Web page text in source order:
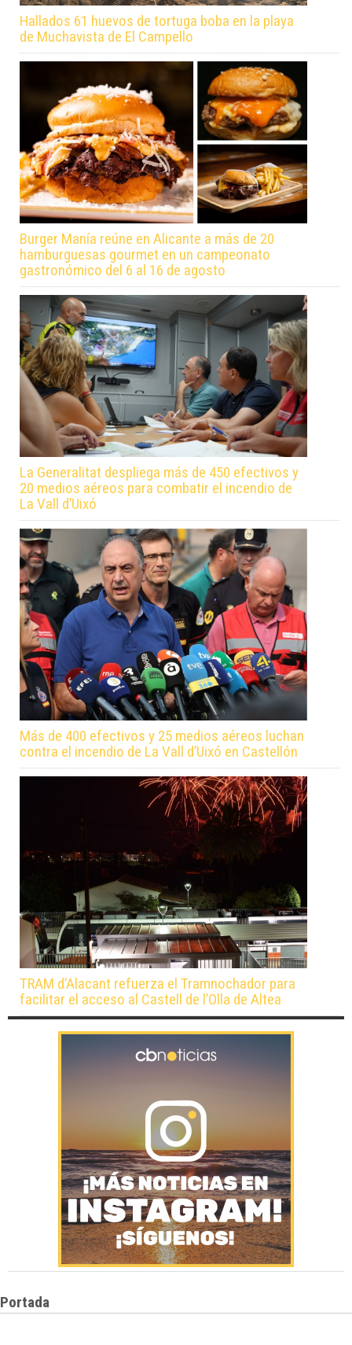
Hallados 61 huevos de tortuga boba en la playa
de Muchavista de El Campello
Burger Manía reúne en Alicante a más de 20
hamburguesas gourmet en un campeonato
gastronómico del 6 al 16 de agosto
La Generalitat despliega más de 450 efectivos y
20 medios aéreos para combatir el incendio de
La Vall d’Uixó
Más de 400 efectivos y 25 medios aéreos luchan
contra el incendio de La Vall d’Uixó en Castellón
TRAM d’Alacant refuerza el Tramnochador para
facilitar el acceso al Castell de l’Olla de Altea
Portada